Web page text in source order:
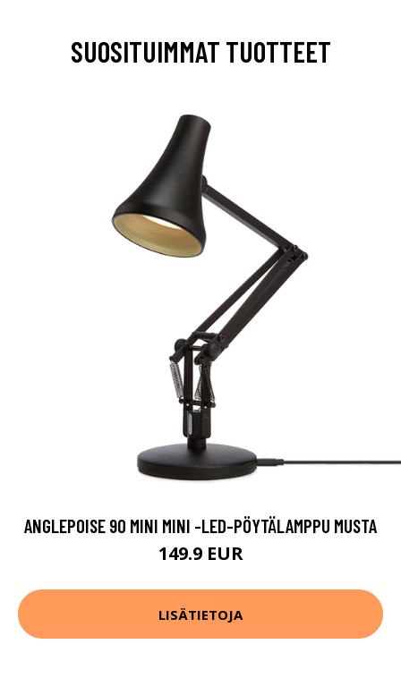
SUOSITUIMMAT TUOTTEET
ANGLEPOISE 90 MINI MINI -LED-PÖYTÄLAMPPU MUSTA
149.9 EUR
LISÄTIETOJA